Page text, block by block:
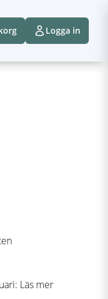
Logga in
Läs mer